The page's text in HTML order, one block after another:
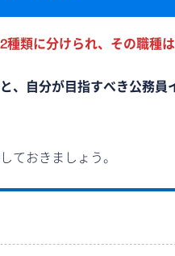
種類に分けられ、その職種
、自分が目指すべき公務員
ておきましょう。